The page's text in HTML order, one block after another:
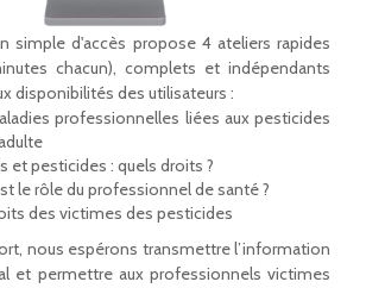
simple d'accès propose 4 ateliers rapides
chacun), complets et indépendants
disponibilités des utilisateurs :
professionnelles liées aux pesticides
et pesticides : quels droits ?
le rôle du professionnel de santé ?
des victimes des pesticides
nous espérons transmettre l’information
et permettre aux professionnels victimes